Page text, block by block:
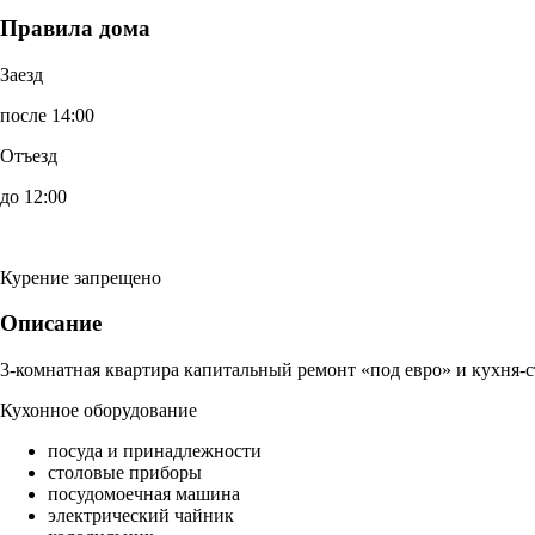
Правила дома
Заезд
после 14:00
Отъезд
до 12:00
Курение запрещено
Описание
3-комнатная квартира капитальный ремонт «под евро» и кухня-
Кухонное оборудование
посуда и принадлежности
столовые приборы
посудомоечная машина
электрический чайник